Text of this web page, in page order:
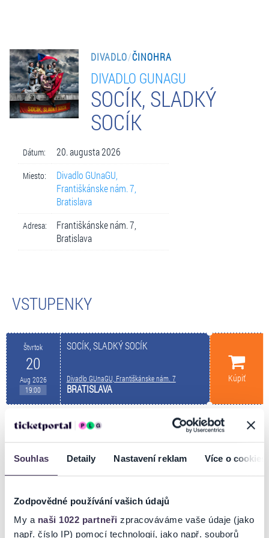
Souhlas Detaily Nastavení reklam Více o cookies
Zodpovědné používání vašich údajů
My a naši 1022 partneři zpracováváme vaše údaje (jako
např. číslo IP) pomocí technologií, jako např. souborů
DIVADLO/ČINOHRA
DIVADLO GUNAGU
SOCÍK, SLADKÝ
SOCÍK
Dátum: 20. augusta 2026
Miesto:
Divadlo GUnaGU,
Františkánske nám. 7,
Bratislava
Adresa:
Františkánske nám. 7,
Bratislava
VSTUPENKY
Štvrtok
20
Aug 2026
19:00
SOCÍK, SLADKÝ SOCÍK
Divadlo GUnaGU, Františkánske nám. 7
BRATISLAVA
Kúpiť
POPIS PODUJATIA
námestie 7, Bratislava
SOCÍK, SLADKÝ SOCÍK
(alkoholický sprievodca socialistickou Bratislavou)